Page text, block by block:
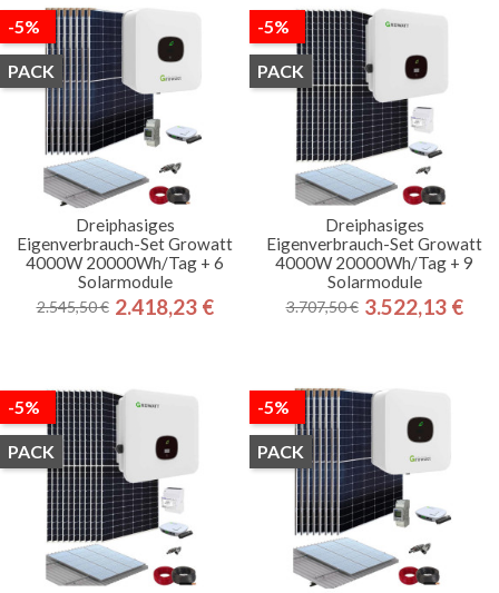
Dreiphasiges
Eigenverbrauch-Set Growatt
4000W 20000Wh/Tag + 6
Solarmodule
Regulärer
2.545,50 € Preis
2.418,23 €
-5%
PACK
Dreiphasiges
Eigenverbrauch-Set Growatt
4000W 20000Wh/Tag + 9
Solarmodule
Regulärer
3.707,50 € Preis
3.522,13 €
-5%
PACK
-5%
PACK
-5%
PACK